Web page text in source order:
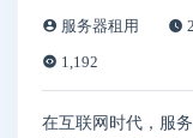
服务器租用
1,192
在互联网时代，服